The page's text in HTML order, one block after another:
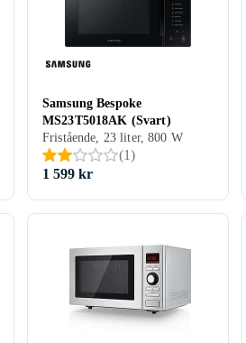
Samsung Bespoke
MS23T5018AK (Svart)
Fristående, 23 liter, 800 W
(1)
1 599 kr